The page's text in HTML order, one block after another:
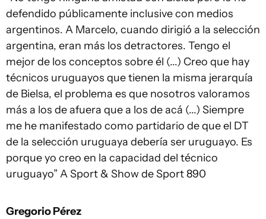
defendido públicamente inclusive con medios
argentinos. A Marcelo, cuando dirigió a la selección
argentina, eran más los detractores. Tengo el
mejor de los conceptos sobre él (...) Creo que hay
técnicos uruguayos que tienen la misma jerarquía
de Bielsa, el problema es que nosotros valoramos
más a los de afuera que a los de acá (...) Siempre
me he manifestado como partidario de que el DT
de la selección uruguaya debería ser uruguayo. Es
porque yo creo en la capacidad del técnico
uruguayo” A Sport & Show de Sport 890
Gregorio Pérez